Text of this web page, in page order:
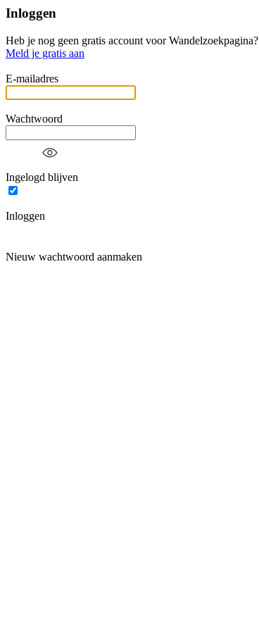
Inloggen
Heb je nog geen gratis account voor Wandelzoekpagina?
Meld je gratis aan
E-mailadres
Wachtwoord
Ingelogd blijven
Inloggen
Nieuw wachtwoord aanmaken